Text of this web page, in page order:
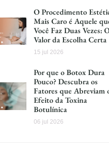
O Procedimento
Mais Caro é Aquele
Você Faz Duas Vezes:
Valor da Escolha Certa
15 jul 2026
Por que o Botox Dura
Pouco? Descubra os
Fatores que Abreviam
Efeito da Toxina
Botulínica
06 jul 2026